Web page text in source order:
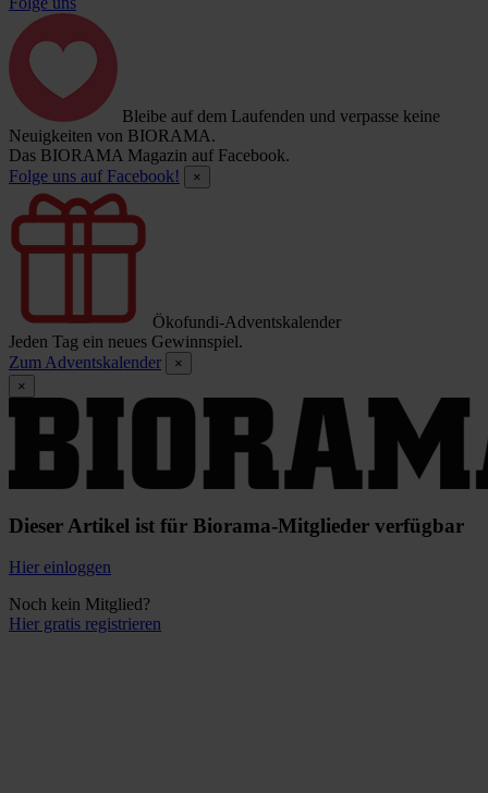
Bleibe auf dem Laufenden und verpasse keine
Neuigkeiten von BIORAMA.
Das BIORAMA Magazin auf Facebook.
Folge uns auf Facebook!
×
Ökofundi-Adventskalender
Jeden Tag ein neues Gewinnspiel.
Zum Adventskalender
×
×
Dieser Artikel ist für Biorama-Mitglieder verfügbar
Hier einloggen
Noch kein Mitglied?
Hier gratis registrieren